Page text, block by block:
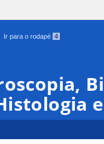
Ir para o rodapé 4